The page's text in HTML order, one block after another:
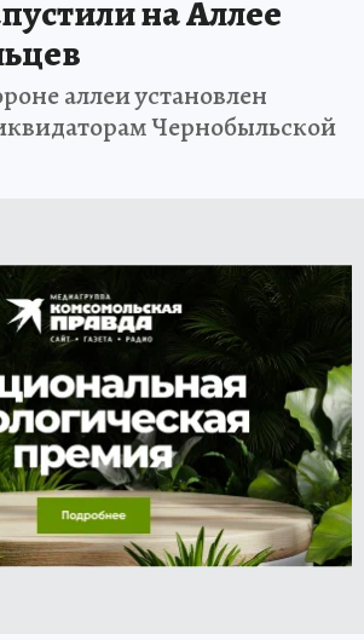
на Аллее
аллеи установлен
Чернобыльской